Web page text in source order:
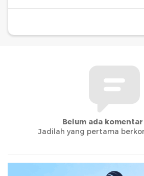
Belum ada
Jadilah yang pertama